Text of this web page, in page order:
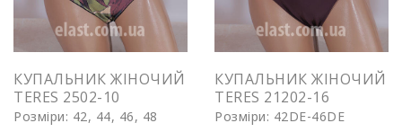
КУПАЛЬНИК ЖІНОЧИЙ
TERES 2502-10
Розміри: 42, 44, 46, 48
КУПАЛЬНИК ЖІНОЧИЙ
TERES 21202-16
Розміри: 42DE-46DE